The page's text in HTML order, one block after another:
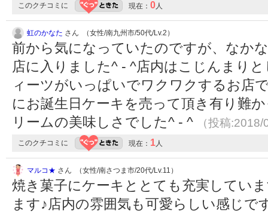
このクチコミに 現在： 0人
虹のかなた さん （女性/南九州市/50代/Lv.2）
前から気になっていたのですが、なか
店に入りました^ - ^店内はこじんまり
ィーツがいっぱいでワクワクするお店
にお誕生日ケーキを売って頂き有り難
リームの美味しさでした^ - ^
（投稿
このクチコミに 現在： 1人
マルコ★ さん （女性/南さつま市/20代/Lv.11）
焼き菓子にケーキととても充実してい
ます♪店内の雰囲気も可愛らしい感じで